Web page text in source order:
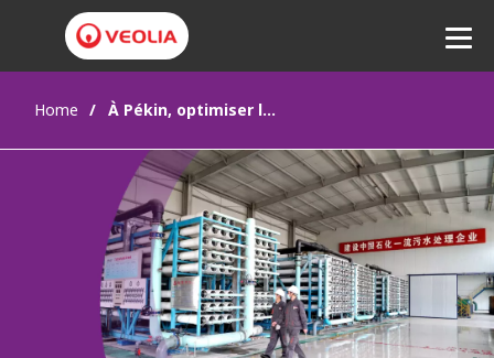
Home À Pékin, optimiser le cycle de l’eau pour un complexe pétrochimique durable